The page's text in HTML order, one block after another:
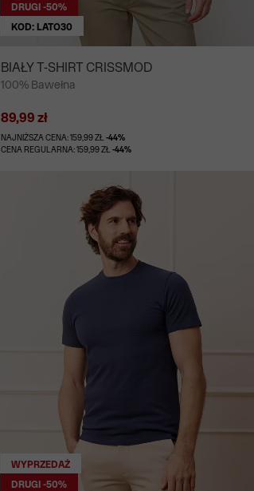
DRUGI -50%
KOD: LATO30
BIAŁY T-SHIRT CRISSMOD
100% Bawełna
89,99 zł
NAJNIŻSZA CENA: 159,99 ZŁ-44%
CENA REGULARNA: 159,99 ZŁ-44%
WYPRZEDAŻ
DRUGI -50%